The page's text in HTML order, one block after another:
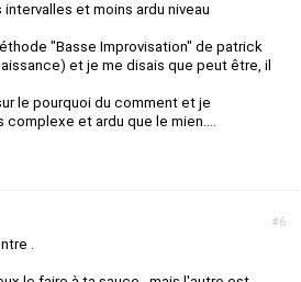
et moins ardu niveau
"Basse Improvisation" de patrick
et je me disais que peut être, il
le pourquoi du comment et je
et ardu que le mien....
#6
.